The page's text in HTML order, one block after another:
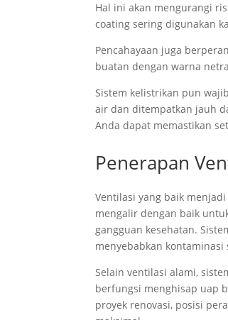
Hal ini akan mengurangi
coating sering digunakan
Pencahayaan juga
buatan dengan warna
Sistem kelistrikan pun
air dan ditempatkan jauh
Anda dapat memastikan
Penerapan
Ventilasi yang baik
mengalir dengan baik
gangguan kesehatan.
menyebabkan kontaminasi
Selain ventilasi alami,
berfungsi menghisap uap
proyek renovasi, posisi